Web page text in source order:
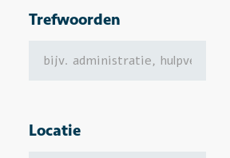
Trefwoorden
Locatie